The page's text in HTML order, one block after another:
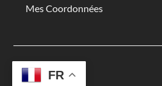
Mes Coordonnées
FR